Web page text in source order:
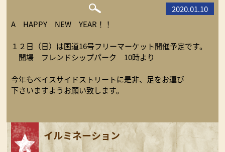
2020.01.10
A HAPPY NEW YEAR！！
１２日（日）は国道16号フリーマーケット開催予定です。
開場 フレンドシップパーク 10時より
今年もベイスサイドストリートに是非、足をお運び
下さいますようお願い致します。
イルミネーション